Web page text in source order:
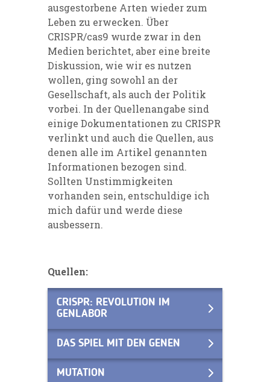
ausgestorbene Arten wieder zum
Leben zu erwecken. Über
CRISPR/cas9 wurde zwar in den
Medien berichtet, aber eine breite
Diskussion, wie wir es nutzen
wollen, ging sowohl an der
Gesellschaft, als auch der Politik
vorbei. In der Quellenangabe sind
einige Dokumentationen zu CRISPR
verlinkt und auch die Quellen, aus
denen alle im Artikel genannten
Informationen bezogen sind.
Sollten Unstimmigkeiten
vorhanden sein, entschuldige ich
mich dafür und werde diese
ausbessern.
Quellen:
CRISPR: REVOLUTION IM
GENLABOR
DAS SPIEL MIT DEN GENEN
MUTATION